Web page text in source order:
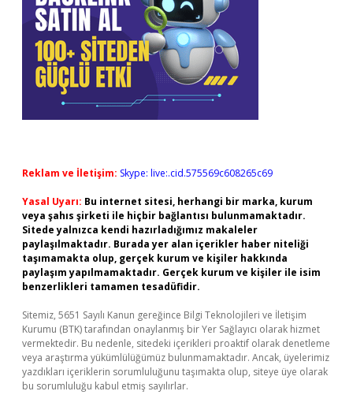
Reklam ve İletişim: Skype: live:.cid.575569c608265c69
Yasal Uyarı: Bu internet sitesi, herhangi bir marka, kurum
veya şahıs şirketi ile hiçbir bağlantısı bulunmamaktadır.
Sitede yalnızca kendi hazırladığımız makaleler
paylaşılmaktadır. Burada yer alan içerikler haber niteliği
taşımamakta olup, gerçek kurum ve kişiler hakkında
paylaşım yapılmamaktadır. Gerçek kurum ve kişiler ile isim
benzerlikleri tamamen tesadüfidir.
Sitemiz, 5651 Sayılı Kanun gereğince Bilgi Teknolojileri ve İletişim
Kurumu (BTK) tarafından onaylanmış bir Yer Sağlayıcı olarak hizmet
vermektedir. Bu nedenle, sitedeki içerikleri proaktif olarak denetleme
veya araştırma yükümlülüğümüz bulunmamaktadır. Ancak, üyelerimiz
yazdıkları içeriklerin sorumluluğunu taşımakta olup, siteye üye olarak
bu sorumluluğu kabul etmiş sayılırlar.